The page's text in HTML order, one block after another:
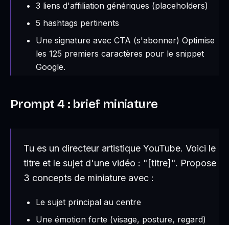
3 liens d'affiliation génériques (placeholders)
5 hashtags pertinents
Une signature avec CTA (s'abonner) Optimise
les 125 premiers caractères pour le snippet
Google.
Prompt 4 : brief miniature
Tu es un directeur artistique YouTube. Voici le
titre et le sujet d'une vidéo : "[titre]". Propose
3 concepts de miniature avec :
Le sujet principal au centre
Une émotion forte (visage, posture, regard)